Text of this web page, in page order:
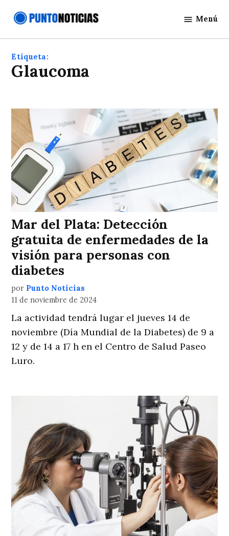
Noticias
Menú
Etiqueta:
glaucoma
Mar del Plata: Detección
gratuita de enfermedades de la
visión para personas con
diabetes
por Punto Noticias
11 de noviembre de 2024
La actividad tendrá lugar el jueves 14 de
noviembre (Día Mundial de la Diabetes) de 9 a
12 y de 14 a 17 h en el Centro de Salud Paseo
Luro.